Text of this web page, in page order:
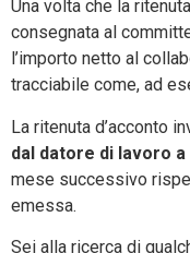
Una volta che la
consegnata al
l’importo netto al
tracciabile come, ad
La ritenuta d’acconto
dal datore di lavoro
mese successivo
emessa.
Sei alla ricerca di